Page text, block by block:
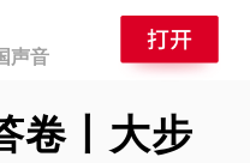
声音
卷丨大步